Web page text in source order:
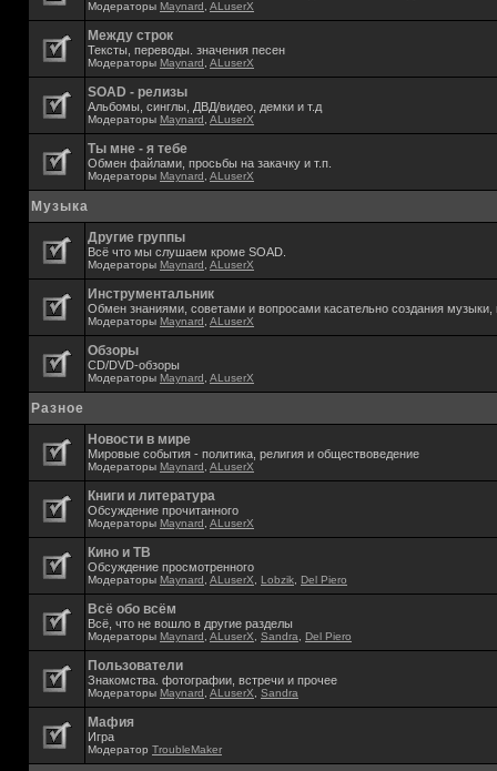
Модераторы Maynard ALuserX
Между строк
Тексты, переводы. значения песен
Модераторы Maynard ALuserX
SOAD - релизы
Альбомы, синглы, ДВД/видео, демки и т.д
Модераторы Maynard ALuserX
Ты мне - я тебе
Обмен файлами, просьбы на закачку и т.п.
Модераторы Maynard ALuserX
Музыка
Другие группы
Всё что мы слушаем кроме SOAD.
Модераторы Maynard ALuserX
Инструментальник
Обмен знаниями, советами и вопросами касательно создания музыки,
Модераторы Maynard ALuserX
Обзоры
CD/DVD-обзоры
Модераторы Maynard ALuserX
Разное
Новости в мире
Мировые события - политика, религия и обществоведение
Модераторы Maynard ALuserX
Книги и литература
Обсуждение прочитанного
Модераторы Maynard ALuserX
Кино и ТВ
Обсуждение просмотренного
Модераторы Maynard ALuserX Lobzik Del Piero
Всё обо всём
Всё, что не вошло в другие разделы
Модераторы Maynard ALuserX Sandra Del Piero
Пользователи
Знакомства. фотографии, встречи и прочее
Модераторы Maynard ALuserX Sandra
Мафия
Игра
Модератор TroubleMaker